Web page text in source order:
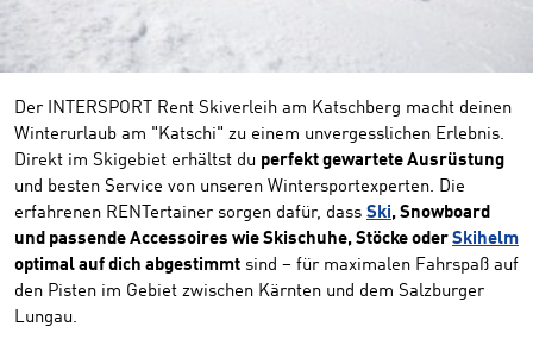
Der INTERSPORT Rent Skiverleih am Katschberg macht deinen
Winterurlaub am "Katschi" zu einem unvergesslichen Erlebnis.
Direkt im Skigebiet erhältst du perfekt gewartete Ausrüstung
und besten Service von unseren Wintersportexperten. Die
erfahrenen RENTertainer sorgen dafür, dass Ski, Snowboard
und passende Accessoires wie Skischuhe, Stöcke oder Skihelm
optimal auf dich abgestimmt sind – für maximalen Fahrspaß auf
den Pisten im Gebiet zwischen Kärnten und dem Salzburger
Lungau.